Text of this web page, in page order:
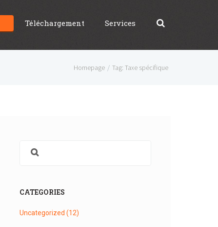
Téléchargement Services
Homepage Tag: Taxe spécifique
CATEGORIES
Uncategorized (12)